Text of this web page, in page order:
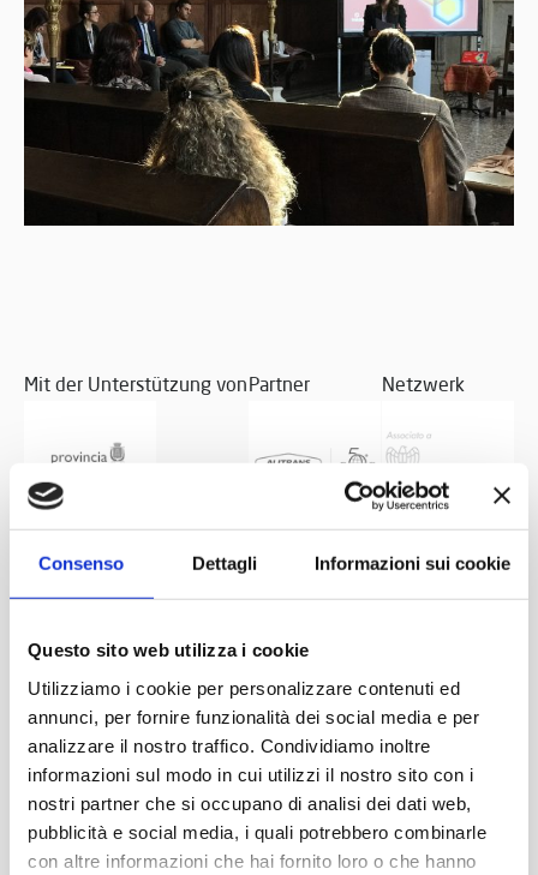
Consenso Dettagli Informazioni sui cookie
Questo sito web utilizza i cookie
Utilizziamo i cookie per personalizzare contenuti ed
annunci, per fornire funzionalità dei social media e per
analizzare il nostro traffico. Condividiamo inoltre
informazioni sul modo in cui utilizzi il nostro sito con i
nostri partner che si occupano di analisi dei dati web,
pubblicità e social media, i quali potrebbero combinarle
con altre informazioni che hai fornito loro o che hanno
Mit der Unterstützung vonPartner Netzwerk